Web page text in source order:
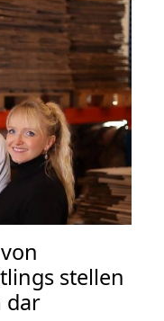
stellen
dar